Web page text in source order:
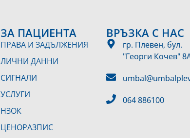
ЗА ПАЦИЕНТА
ПРАВА И ЗАДЪЛЖЕНИЯ
ЛИЧНИ ДАННИ
СИГНАЛИ
УСЛУГИ
НЗОК
ЦЕНОРАЗПИС
ВРЪЗКА С НАС
гр. Плевен, бул.
"Георги Кочев"
064 886100